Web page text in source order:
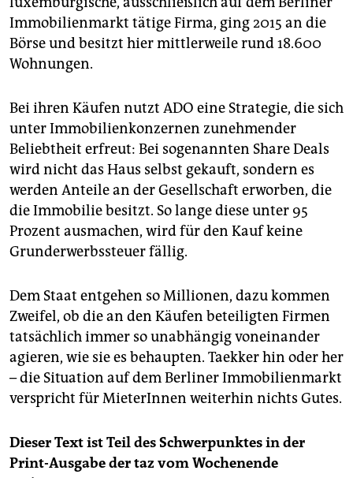
Immobilienmarkt tätige Firma, ging 2015 an die
Börse und besitzt hier mittlerweile rund 18.600
Wohnungen.
Bei ihren Käufen nutzt ADO eine Strategie, die sich
unter Immobilienkonzernen zunehmender
Beliebtheit erfreut: Bei sogenannten Share Deals
wird nicht das Haus selbst gekauft, sondern es
werden Anteile an der Gesellschaft erworben, die
die Immobilie besitzt. So lange diese unter 95
Prozent ausmachen, wird für den Kauf keine
Grunderwerbssteuer fällig.
Dem Staat entgehen so Millionen, dazu kommen
Zweifel, ob die an den Käufen beteiligten Firmen
tatsächlich immer so unabhängig voneinander
agieren, wie sie es behaupten. Taekker hin oder her
– die Situation auf dem Berliner Immobilienmarkt
verspricht für MieterInnen weiterhin nichts Gutes.
Dieser Text ist Teil des Schwerpunktes in der
Print-Ausgabe der taz vom Wochenende